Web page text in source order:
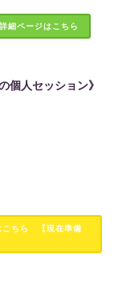
細ページはこちら
個人セッション》
こちら 【現在準備